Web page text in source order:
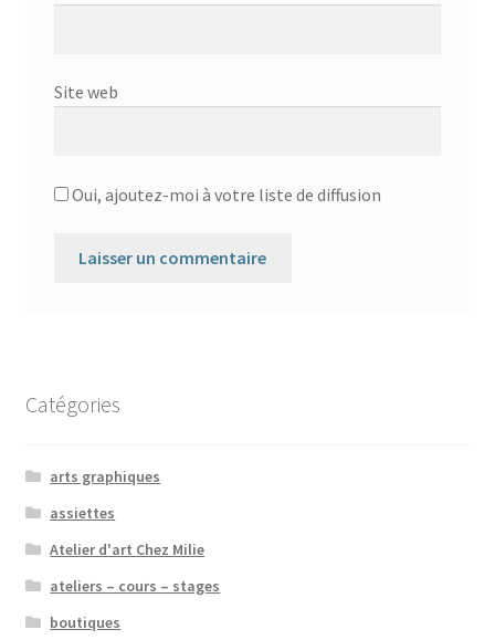
Site web
Oui, ajoutez-moi à votre liste de diffusion
Catégories
arts graphiques
assiettes
Atelier d'art Chez Milie
ateliers – cours – stages
boutiques